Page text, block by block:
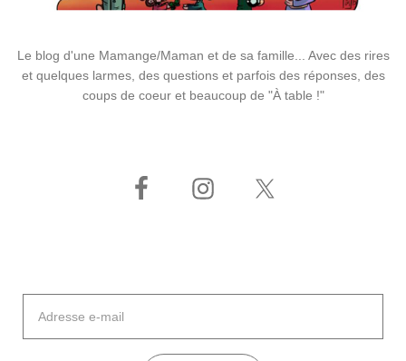
Le blog d'une Mamange/Maman et de sa famille... Avec des rires
et quelques larmes, des questions et parfois des réponses, des
coups de coeur et beaucoup de "À table !"
mail